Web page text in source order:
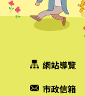
網站導覽
市政信箱